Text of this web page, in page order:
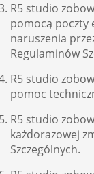
R5 studio
pomocą poczty
naruszenia
Regulaminów
R5 studio
pomoc
R5 studio
każdorazowej
Szczególnych.